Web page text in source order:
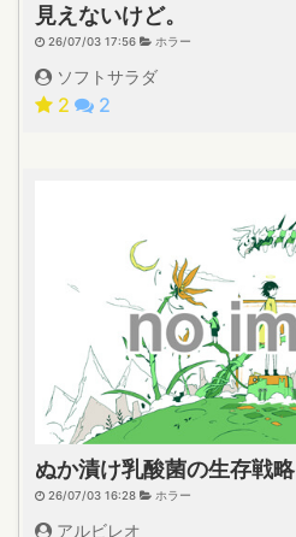
見えないけど。
26/07/03 17:56 ホラー
ソフトサラダ
2 2
ぬか漬け乳酸菌の生存戦略
26/07/03 16:28 ホラー
アルビレオ